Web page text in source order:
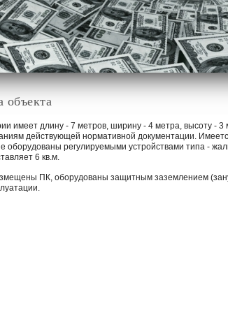
объекта
имеет длину - 7 метров, ширину - 4 метра, высоту - 3
действующей нормативной документации.
оборудованы регулируемыми устройствами типа -
6 кв.м.
ПК, оборудованы защитным заземлением